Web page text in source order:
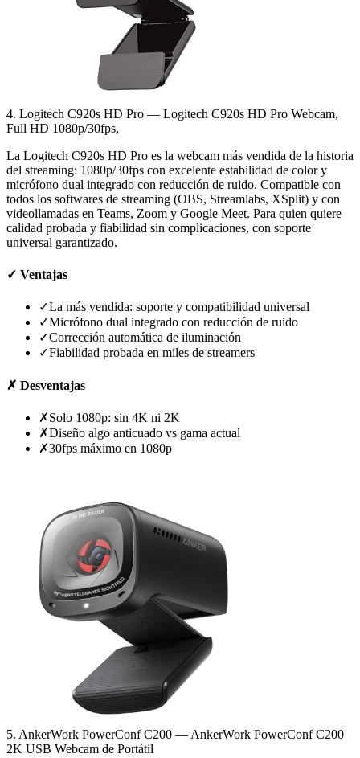
4. Logitech C920s HD Pro — Logitech C920s HD Pro Webcam,
Full HD 1080p/30fps,
La Logitech C920s HD Pro es la webcam más vendida de la historia
del streaming: 1080p/30fps con excelente estabilidad de color y
micrófono dual integrado con reducción de ruido. Compatible con
todos los softwares de streaming (OBS, Streamlabs, XSplit) y con
videollamadas en Teams, Zoom y Google Meet. Para quien quiere
calidad probada y fiabilidad sin complicaciones, con soporte
universal garantizado.
✓ Ventajas
✓La más vendida: soporte y compatibilidad universal
✓Micrófono dual integrado con reducción de ruido
✓Corrección automática de iluminación
✓Fiabilidad probada en miles de streamers
✗ Desventajas
✗Solo 1080p: sin 4K ni 2K
✗Diseño algo anticuado vs gama actual
✗30fps máximo en 1080p
5. AnkerWork PowerConf C200 — AnkerWork PowerConf C200
2K USB Webcam de Portátil